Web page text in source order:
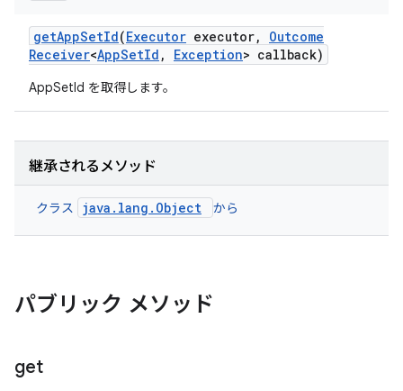
getAppSetId(Executor executor,
Outcome
Receiver<AppSetId , Exception> callback)
AppSetId を取得します。
継承されるメソッド
クラス java.lang.Object から
パブリック メソッド
get